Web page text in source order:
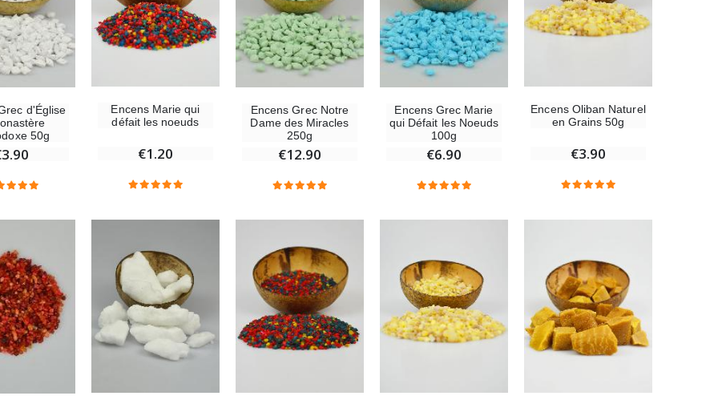
d'Église
50g
Encens Marie qui
défait les noeuds
€1.20
Encens Grec Notre
Dame des Miracles
250g
€12.90
Encens Grec Marie
qui Défait les Noeuds
100g
€6.90
Encens Oliban Naturel
en Grains 50g
€3.90
€6.00 Une bougie 150 gr et votre Prière déposées à Lourdes
€7.00
€6.00